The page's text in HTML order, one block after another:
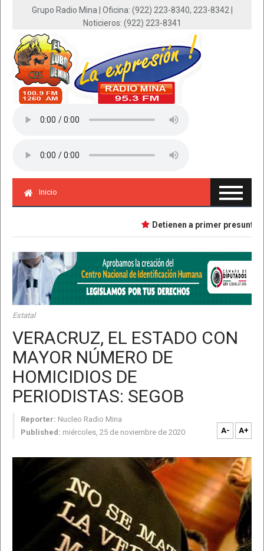
Grupo Radio Mina | Oficina: (922) 223-8340, 223-8342 |
Noticieros: (922) 223-8341
Inicio
Detienen a primer presunta
Estatal
VERACRUZ, EL ESTADO CON
MAYOR NÚMERO DE
HOMICIDIOS DE
PERIODISTAS: SEGOB
Reporter: Nucleo Radio Mina
Published: miércoles, 25 de noviembre de 2020 A- A+